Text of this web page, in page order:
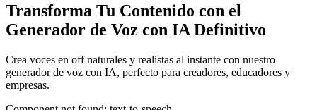
Transforma Tu Contenido con el
Generador de Voz con IA Definitivo
Crea voces en off naturales y realistas al instante con nuestro
generador de voz con IA, perfecto para creadores, educadores y
empresas.